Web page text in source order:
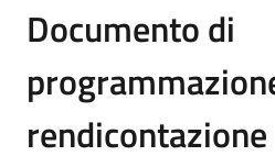
Documento di
rendicontazione